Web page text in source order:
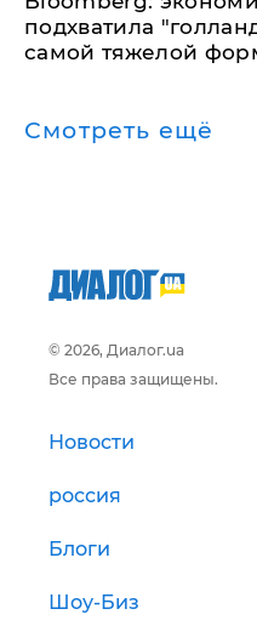
подхватила
самой тяжелой
Смотреть ещё
© 2026, Диалог.ua
Все права защищены.
Новости
россия
Блоги
Шоу-Биз